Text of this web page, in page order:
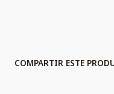
COMPARTIR ESTE